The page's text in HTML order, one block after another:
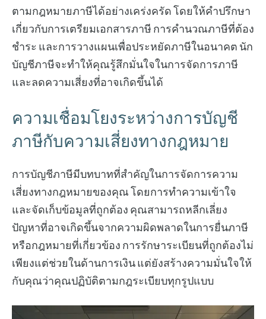
ตามกฎหมายภาษีได้อย่างเคร่งครัด โดยให้คำปรึกษา
เกี่ยวกับการเตรียมเอกสารภาษี การคำนวณภาษีที่ต้อง
ชำระ และการวางแผนเพื่อประหยัดภาษีในอนาคต นัก
บัญชีภาษีจะทำให้คุณรู้สึกมั่นใจในการจัดการภาษี
และลดความเสี่ยงที่อาจเกิดขึ้นได้
ความเชื่อมโยงระหว่างการบัญชี
ภาษีกับความเสี่ยงทางกฎหมาย
การบัญชีภาษีมีบทบาทที่สำคัญในการจัดการความ
เสี่ยงทางกฎหมายของคุณ โดยการทำความเข้าใจ
และจัดเก็บข้อมูลที่ถูกต้อง คุณสามารถหลีกเลี่ยง
ปัญหาที่อาจเกิดขึ้นจากความผิดพลาดในการยื่นภาษี
หรือกฎหมายที่เกี่ยวข้อง การรักษาระเบียนที่ถูกต้องไม่
เพียงแต่ช่วยในด้านการเงิน แต่ยังสร้างความมั่นใจให้
กับคุณว่าคุณปฏิบัติตามกฎระเบียบทุกรูปแบบ